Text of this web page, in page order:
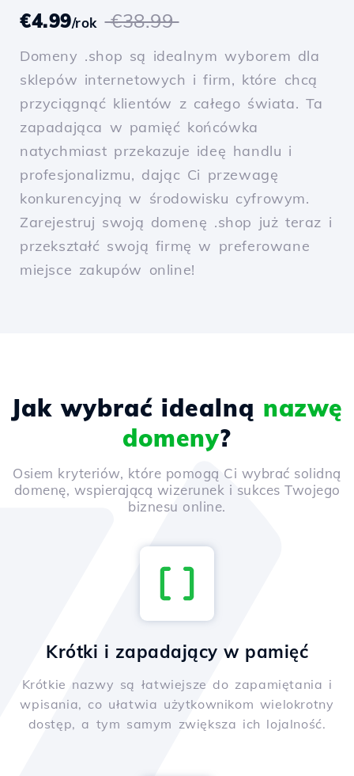
€4.99/rok €38.99
Domeny .shop są idealnym wyborem dla
sklepów internetowych i firm, które chcą
przyciągnąć klientów z całego świata. Ta
zapadająca w pamięć końcówka
natychmiast przekazuje ideę handlu i
profesjonalizmu, dając Ci przewagę
konkurencyjną w środowisku cyfrowym.
Zarejestruj swoją domenę .shop już teraz i
przekształć swoją firmę w preferowane
miejsce zakupów online!
Jak wybrać idealną nazwę
domeny?
Osiem kryteriów, które pomogą Ci wybrać solidną
domenę, wspierającą wizerunek i sukces Twojego
biznesu online.
Krótki i zapadający w pamięć
Krótkie nazwy są łatwiejsze do zapamiętania i
wpisania, co ułatwia użytkownikom wielokrotny
dostęp, a tym samym zwiększa ich lojalność.